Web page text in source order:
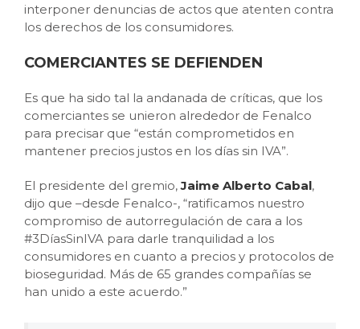
interponer denuncias de actos que atenten contra
los derechos de los consumidores.
COMERCIANTES SE DEFIENDEN
Es que ha sido tal la andanada de críticas, que los
comerciantes se unieron alrededor de Fenalco
para precisar que “están comprometidos en
mantener precios justos en los días sin IVA”.
El presidente del gremio,Jaime Alberto Cabal,
dijo que –desde Fenalco-, “ratificamos nuestro
compromiso de autorregulación de cara a los
#3DíasSinIVA para darle tranquilidad a los
consumidores en cuanto a precios y protocolos de
bioseguridad. Más de 65 grandes compañías se
han unido a este acuerdo.”